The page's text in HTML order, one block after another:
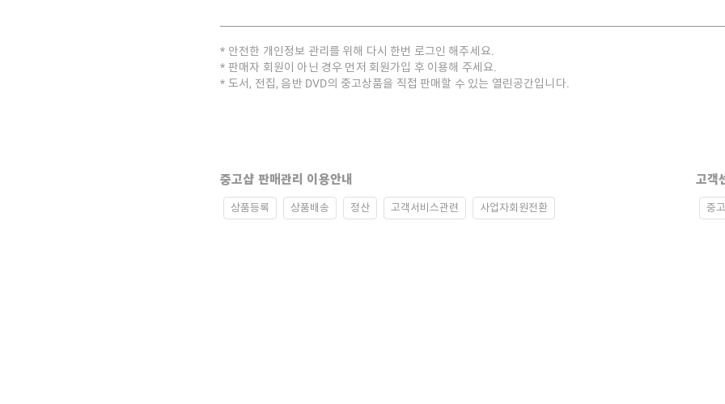
안전한 개인정보 관리를 위해 다시 한번 로그인 해주세요.
판매자 회원이 아닌 경우 먼저 회원가입 후 이용해 주세요.
도서, 전집, 음반 DVD의 중고상품을 직접 판매할 수 있는 열린공간입니다.
중고샵 판매관리 이용안내
상품등록 상품배송 정산 고객서비스관련 사업자회원전환
고객
중